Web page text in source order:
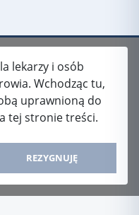
lekarzy i osób
Wchodząc tu,
uprawnioną do
tej stronie treści.
REZYGNUJĘ